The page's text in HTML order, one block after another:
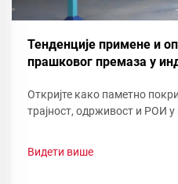
Тенденције примене и
прашковог премаза у
Откријте како паметно
трајност, одрживост и РОИ
Видети више